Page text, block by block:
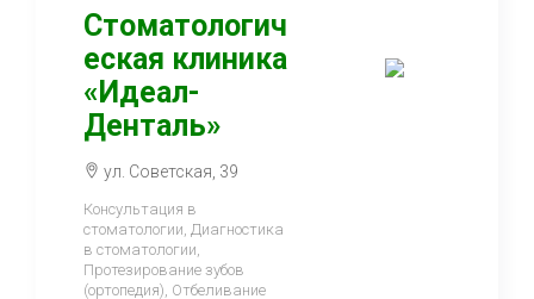
Стоматологич
еская клиника
«Идеал-
Денталь»
ул. Советская, 39
Консультация в
стоматологии, Диагностика
в стоматологии,
Протезирование зубов
(ортопедия), Отбеливание